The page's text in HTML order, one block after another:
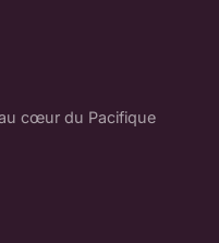
cœur du Pacifique